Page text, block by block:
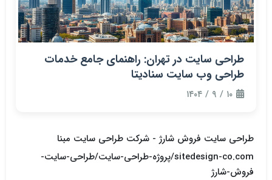
طراحی سایت در تهران: راهنمای جامع خدمات
طراحی وب سایت سنادیتا
۱۰ / ۹ / ۱۴۰۴
طراحی سایت فروش شارژ - شرکت طراحی سایت مبنا
sitedesign-co.com/پروژه-طراحی-سایت/طراحی-سایت-
فروش-شارژ